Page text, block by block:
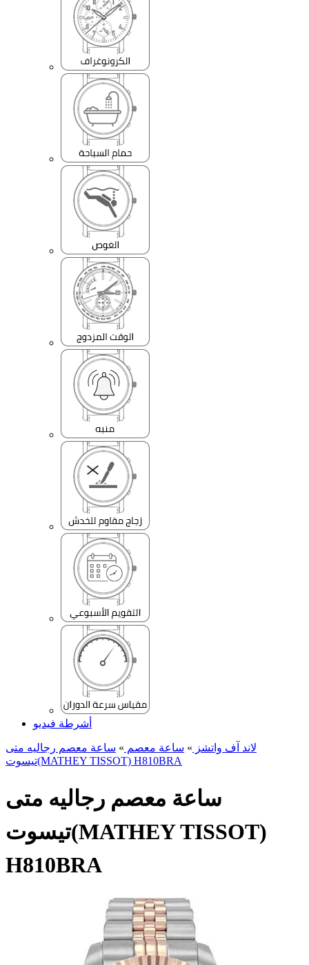
أشرطة فيديو
لاند آف واتشز » ساعة معصم » ساعة معصم رجالیه متی
تیسوت(MATHEY TISSOT) H810BRA
ساعة معصم رجالیه متی
تیسوت(MATHEY TISSOT)
H810BRA